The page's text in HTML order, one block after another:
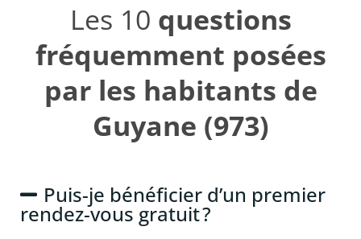
Les 10 questions
fréquemment posées
par les habitants de
Guyane (973)
Puis-je bénéficier d’un premier
rendez-vous gratuit ?